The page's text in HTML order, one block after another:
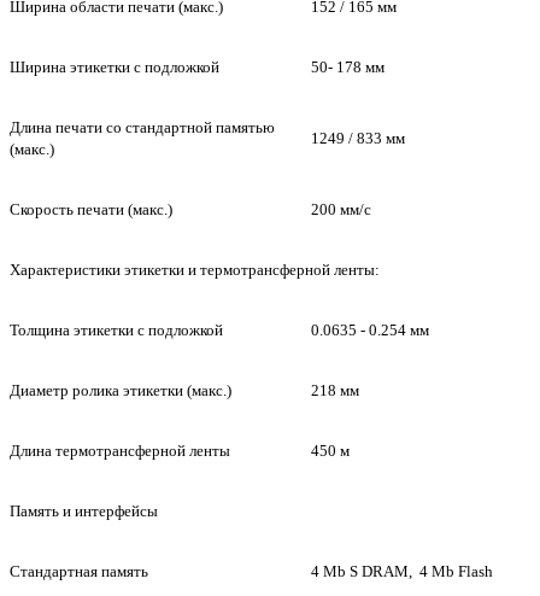
Ширина области печати (макс.) 152 / 165 мм
Ширина этикетки с подложкой 50- 178 мм
Длина печати со стандартной памятью
(макс.)
1249 / 833 мм
Скорость печати (макс.) 200 мм/c
Характеристики этикетки и термотрансферной ленты:
Толщина этикетки с подложкой 0.0635 - 0.254 мм
Диаметр ролика этикетки (макс.) 218 мм
Длина термотрансферной ленты 450 м
Память и интерфейсы
Стандартная память 4 Mb S DRAM, 4 Mb Flash